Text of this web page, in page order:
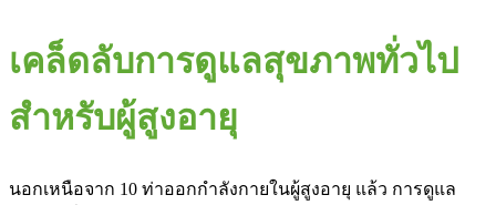
เคล็ดลับการดูแลสุขภาพทั่วไป
สำหรับผู้สูงอายุ
นอกเหนือจาก 10 ท่าออกกำลังกายในผู้สูงอายุ แล้ว การดูแล